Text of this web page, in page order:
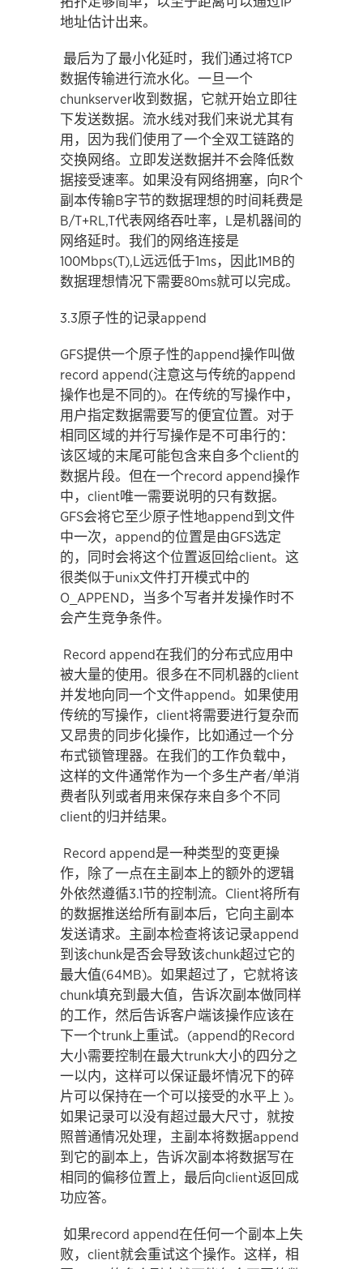
地址估计出来。
最后为了最小化延时，我们通过将TCP
数据传输进行流水化。一旦一个
chunkserver收到数据，它就开始立即往
下发送数据。流水线对我们来说尤其有
用，因为我们使用了一个全双工链路的
交换网络。立即发送数据并不会降低数
据接受速率。如果没有网络拥塞，向R个
副本传输B字节的数据理想的时间耗费是
B/T+RL,T代表网络吞吐率，L是机器间的
网络延时。我们的网络连接是
100Mbps(T),L远远低于1ms，因此1MB的
数据理想情况下需要80ms就可以完成。
3.3原子性的记录append
GFS提供一个原子性的append操作叫做
record append(注意这与传统的append
操作也是不同的)。在传统的写操作中，
用户指定数据需要写的便宜位置。对于
相同区域的并行写操作是不可串行的：
该区域的末尾可能包含来自多个client的
数据片段。但在一个record append操作
中，client唯一需要说明的只有数据。
GFS会将它至少原子性地append到文件
中一次，append的位置是由GFS选定
的，同时会将这个位置返回给client。这
很类似于unix文件打开模式中的
O_APPEND，当多个写者并发操作时不
会产生竞争条件。
Record append在我们的分布式应用中
被大量的使用。很多在不同机器的client
并发地向同一个文件append。如果使用
传统的写操作，client将需要进行复杂而
又昂贵的同步化操作，比如通过一个分
布式锁管理器。在我们的工作负载中，
这样的文件通常作为一个多生产者/单消
费者队列或者用来保存来自多个不同
client的归并结果。
Record append是一种类型的变更操
作，除了一点在主副本上的额外的逻辑
外依然遵循3.1节的控制流。Client将所有
的数据推送给所有副本后，它向主副本
发送请求。主副本检查将该记录append
到该chunk是否会导致该chunk超过它的
最大值(64MB)。如果超过了，它就将该
chunk填充到最大值，告诉次副本做同样
的工作，然后告诉客户端该操作应该在
下一个trunk上重试。(append的Record
大小需要控制在最大trunk大小的四分之
一以内，这样可以保证最坏情况下的碎
片可以保持在一个可以接受的水平上 )。
如果记录可以没有超过最大尺寸，就按
照普通情况处理，主副本将数据append
到它的副本上，告诉次副本将数据写在
相同的偏移位置上，最后向client返回成
功应答。
如果record append在任何一个副本上失
败，client就会重试这个操作。这样，相